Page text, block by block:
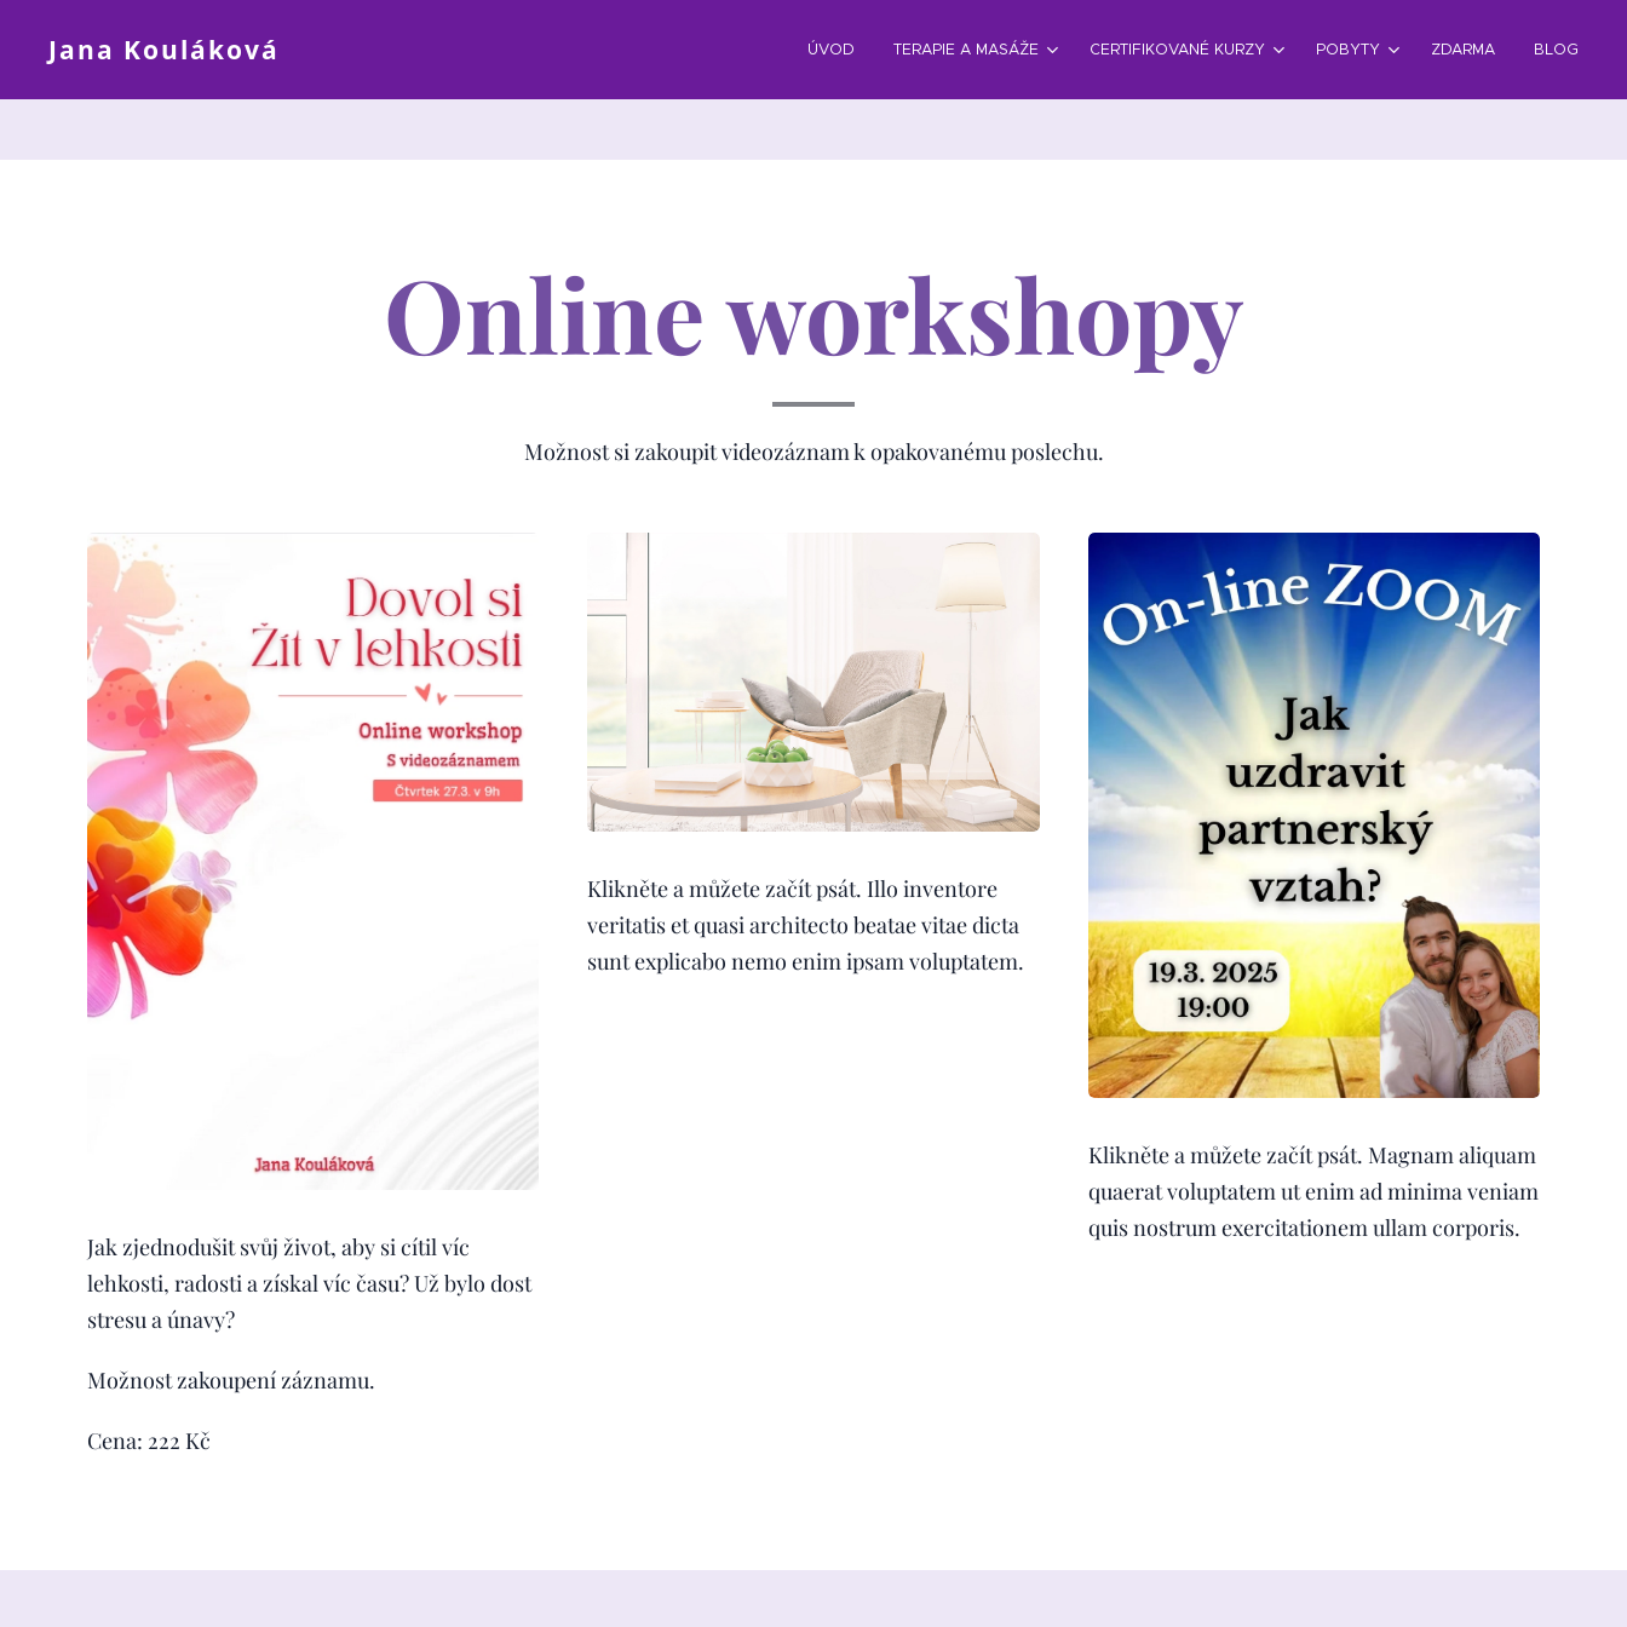
Jana Kouláková ÚVOD TERAPIE A MASÁŽE CERTIFIKOVANÉ KURZY POBYTY ZDARMA BLOG
Online workshopy
Možnost si zakoupit videozáznam k opakovanému poslechu.
Jak zjednodušit svůj život, aby si cítil víc
lehkosti, radosti a získal víc času? Už bylo dost
stresu a únavy?
Možnost zakoupení záznamu.
Cena: 222 Kč
Klikněte a můžete začít psát. Illo inventore
veritatis et quasi architecto beatae vitae dicta
sunt explicabo nemo enim ipsam voluptatem.
Klikněte a můžete začít psát. Magnam aliquam
quaerat voluptatem ut enim ad minima veniam
quis nostrum exercitationem ullam corporis.